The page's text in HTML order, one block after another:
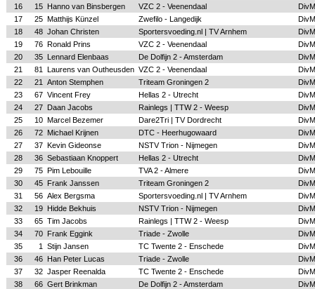
16
15 Hanno van Binsbergen VZC 2 - Veenendaal
DivM
17
25 Matthijs Künzel Zwefilo - Langedijk
DivM
18
48 Johan Christen Sportersvoeding.nl | TV Arnhem
DivM
19
76 Ronald Prins VZC 2 - Veenendaal
DivM
20
35 Lennard Elenbaas De Dolfijn 2 - Amsterdam
DivM
21
81 Laurens van Outheusden VZC 2 - Veenendaal
DivM
22
21 Anton Stemphen Triteam Groningen 2
DivM
23
67 Vincent Frey Hellas 2 - Utrecht
DivM
24
27 Daan Jacobs Rainlegs | TTW 2 - Weesp
DivM
25
10 Marcel Bezemer Dare2Tri | TV Dordrecht
DivM
26
72 Michael Krijnen DTC - Heerhugowaard
DivM
27
37 Kevin Gideonse NSTV Trion - Nijmegen
DivM
28
36 Sebastiaan Knoppert Hellas 2 - Utrecht
DivM
29
75 Pim Lebouille TVA 2 - Almere
DivM
30
45 Frank Janssen Triteam Groningen 2
DivM
31
56 Alex Bergsma Sportersvoeding.nl | TV Arnhem
DivM
32
19 Hidde Bekhuis NSTV Trion - Nijmegen
DivM
33
65 Tim Jacobs Rainlegs | TTW 2 - Weesp
DivM
34
70 Frank Eggink Triade - Zwolle
DivM
35
1 Stijn Jansen TC Twente 2 - Enschede
DivM
36
46 Han Peter Lucas Triade - Zwolle
DivM
37
32 Jasper Reenalda TC Twente 2 - Enschede
DivM
38
66 Gert Brinkman De Dolfijn 2 - Amsterdam
DivM